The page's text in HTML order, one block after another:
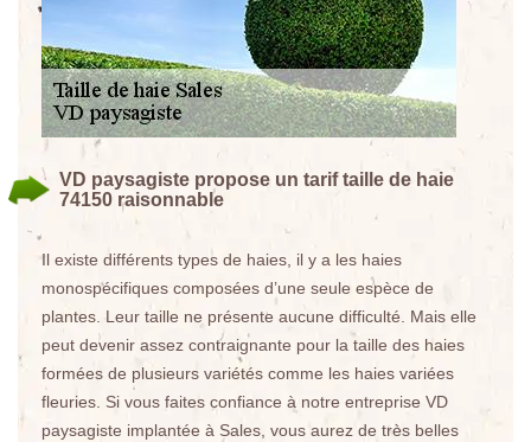
VD paysagiste propose un tarif taille de haie
74150 raisonnable
Il existe différents types de haies, il y a les haies
monospécifiques composées d’une seule espèce de
plantes. Leur taille ne présente aucune difficulté. Mais elle
peut devenir assez contraignante pour la taille des haies
formées de plusieurs variétés comme les haies variées
fleuries. Si vous faites confiance à notre entreprise VD
paysagiste implantée à Sales, vous aurez de très belles